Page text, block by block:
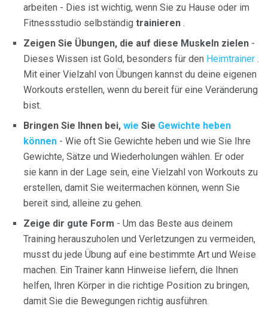
arbeiten - Dies ist wichtig, wenn Sie zu Hause oder im
Fitnessstudio selbständig trainieren .
Zeigen Sie Übungen, die auf diese Muskeln zielen -
Dieses Wissen ist Gold, besonders für den Heimtrainer .
Mit einer Vielzahl von Übungen kannst du deine eigenen
Workouts erstellen, wenn du bereit für eine Veränderung
bist.
Bringen Sie Ihnen bei, wie Sie Gewichte heben
können - Wie oft Sie Gewichte heben und wie Sie Ihre
Gewichte, Sätze und Wiederholungen wählen. Er oder
sie kann in der Lage sein, eine Vielzahl von Workouts zu
erstellen, damit Sie weitermachen können, wenn Sie
bereit sind, alleine zu gehen.
Zeige dir gute Form - Um das Beste aus deinem
Training herauszuholen und Verletzungen zu vermeiden,
musst du jede Übung auf eine bestimmte Art und Weise
machen. Ein Trainer kann Hinweise liefern, die Ihnen
helfen, Ihren Körper in die richtige Position zu bringen,
damit Sie die Bewegungen richtig ausführen.